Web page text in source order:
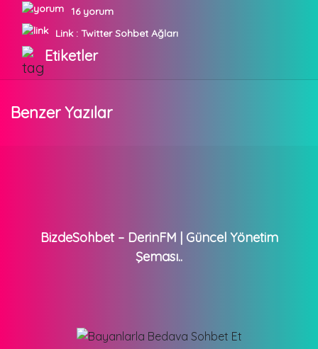
16 yorum
Link : Twitter Sohbet Ağları
Etiketler
Benzer Yazılar
BizdeSohbet – DerinFM | Güncel Yönetim
Şeması..